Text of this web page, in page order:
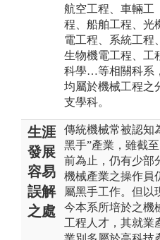
航空工程、車輛工
程、船舶工程、光
電工程、系統工程、
生物機電工程、工
科學…等相關科系，
均屬於機械工程之
支學科。
生涯
發展
容易
誤解
之處
傳統機械常被認知
黑手”產業，雖截至
前為止，仍有少部
機械產業之操作員
屬黑手工作。但以
今本系所培於之機
工程人才，其就業